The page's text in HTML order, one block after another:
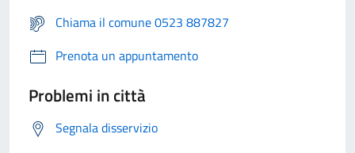
Chiama il comune 0523 887827
Prenota un appuntamento
Problemi in città
Segnala disservizio